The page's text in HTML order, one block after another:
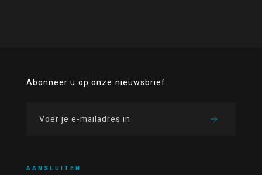
Abonneer u op onze nieuwsbrief.
AANSLUITEN